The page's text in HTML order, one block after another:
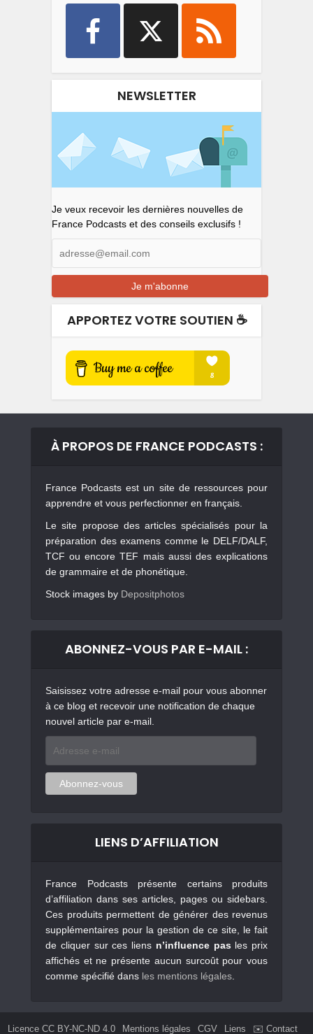
NEWSLETTER
Je veux recevoir les dernières nouvelles de
France Podcasts et des conseils exclusifs !
APPORTEZ VOTRE SOUTIEN ☕️
À PROPOS DE FRANCE PODCASTS :
France Podcasts est un site de ressources pour
apprendre et vous perfectionner en français.
Le site propose des articles spécialisés pour la
préparation des examens comme le DELF/DALF,
TCF ou encore TEF mais aussi des explications
de grammaire et de phonétique.
Stock images by Depositphotos
ABONNEZ-VOUS PAR E-MAIL :
Saisissez votre adresse e-mail pour vous abonner
à ce blog et recevoir une notification de chaque
nouvel article par e-mail.
mail
Abonnez-vous
LIENS D’AFFILIATION
France Podcasts présente certains produits
d’affiliation dans ses articles, pages ou sidebars.
Ces produits permettent de générer des revenus
supplémentaires pour la gestion de ce site, le fait
de cliquer sur ces liens n’influence pas les prix
affichés et ne présente aucun surcoût pour vous
comme spécifié dans les mentions légales
Licence CC BY-NC-ND 4.0 Mentions légales CGV Liens ✉️ Contact